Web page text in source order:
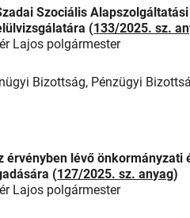
Szociális Alapszolgáltatási
(133/2025. sz.
Lajos polgármester
Bizottság, Pénzügyi
lévő önkormányzati
(127/2025. sz. anyag)
Lajos polgármester